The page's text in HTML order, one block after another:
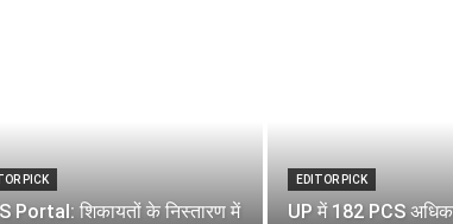
PICK
Portal: शिकायतों के निस्तारण में
EDITOR PICK
UP में 182 PCS